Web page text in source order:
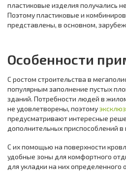
пластиковые изделия получались
Поэтому пластиковые и
представлены, в основном,
Особенности
С ростом строительства в
популярным заполнение пустых
зданий. Потребности людей в
не удовлетворены, поэтому
предусматривают интересные
дополнительных приспособлений
С их помощью на поверхности
удобные зоны для комфортного
для укладки на них определенного